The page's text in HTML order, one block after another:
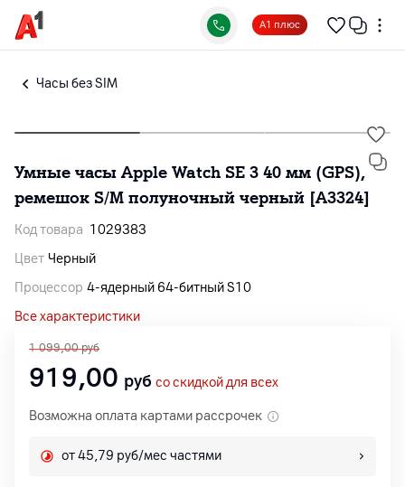
А1 плюс
Часы без SIM
Умные часы Apple Watch SE 3 40 мм (GPS),
ремешок S/M полуночный черный [A3324]
Код товара 1029383
Цвет Черный
Процессор 4-ядерный 64‑битный S10
Все характеристики
1 099,00 руб
919,00 руб со скидкой для всех
Возможна оплата картами рассрочек
от 45,79 руб/мес частями